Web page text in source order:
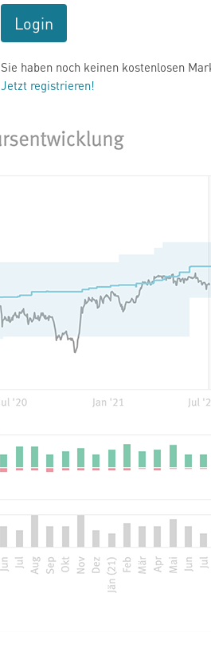
Login
Sie haben noch keinen kostenlosen
Jetzt registrieren!